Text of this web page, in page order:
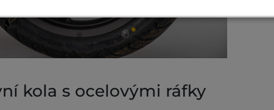
kola s ocelovými ráfky